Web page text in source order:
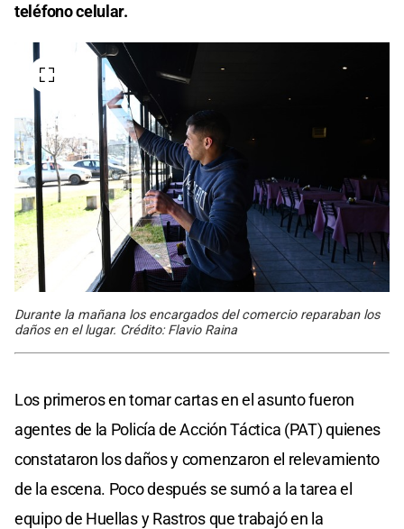
teléfono celular.
Durante la mañana los encargados del comercio reparaban los
daños en el lugar. Crédito: Flavio Raina
Los primeros en tomar cartas en el asunto fueron
agentes de la Policía de Acción Táctica (PAT) quienes
constataron los daños y comenzaron el relevamiento
de la escena. Poco después se sumó a la tarea el
equipo de Huellas y Rastros que trabajó en la